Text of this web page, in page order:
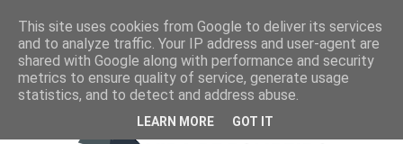
This site uses cookies from Google to deliver its services
and to analyze traffic. Your IP address and user-agent are
shared with Google along with performance and security
metrics to ensure quality of service, generate usage
statistics, and to detect and address abuse.
LEARN MORE GOT IT